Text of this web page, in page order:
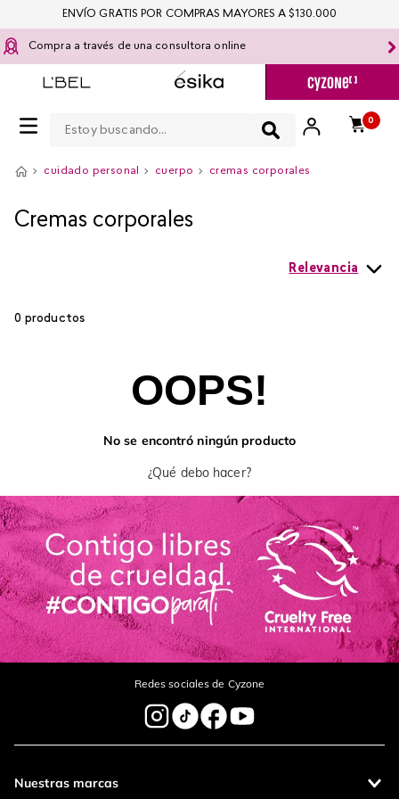
Compra a través de una consultora online
0
ENVÍO GRATIS POR COMPRAS MAYORES A $130.000
cuidado personal cuerpo cremas corporales
Cremas corporales
Relevancia
0 productos
OOPS!
No se encontró ningún producto
¿Qué debo hacer?
Redes sociales de Cyzone
Nuestras marcas